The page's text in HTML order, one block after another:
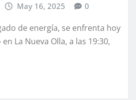
May 16, 2025 0
de energía, se enfrenta hoy
La Nueva Olla, a las 19:30,